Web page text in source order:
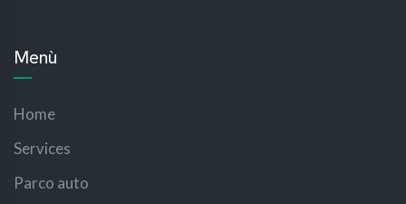
Menù
Home
Services
Parco auto